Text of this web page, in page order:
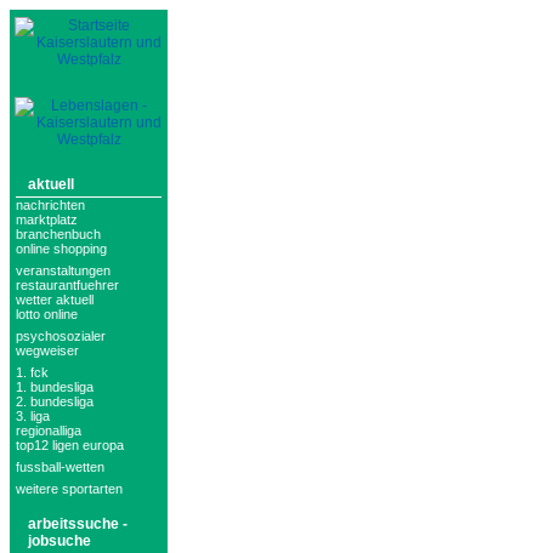
aktuell
nachrichten
marktplatz
branchenbuch
online shopping
veranstaltungen
restaurantfuehrer
wetter aktuell
lotto online
psychosozialer
wegweiser
1. fck
1. bundesliga
2. bundesliga
3. liga
regionalliga
top12 ligen europa
fussball-wetten
weitere sportarten
arbeitssuche -
jobsuche